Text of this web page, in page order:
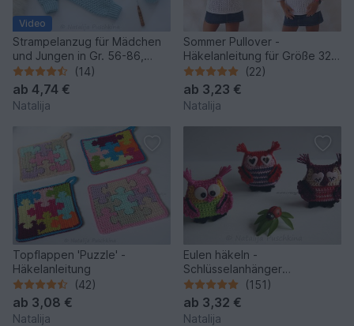
Video
Strampelanzug für Mädchen
und Jungen in Gr. 56-86,
Häkelanleitung
(14)
ab 4,74 €
Natalija
Sommer Pullover -
Häkelanleitung für Größe 32-
46
(22)
ab 3,23 €
Natalija
Topflappen 'Puzzle' -
Häkelanleitung
(42)
ab 3,08 €
Natalija
Eulen häkeln -
Schlüsselanhänger
Häkelanleitung - Verliebte
frühlings Eule
(151)
ab 3,32 €
Natalija